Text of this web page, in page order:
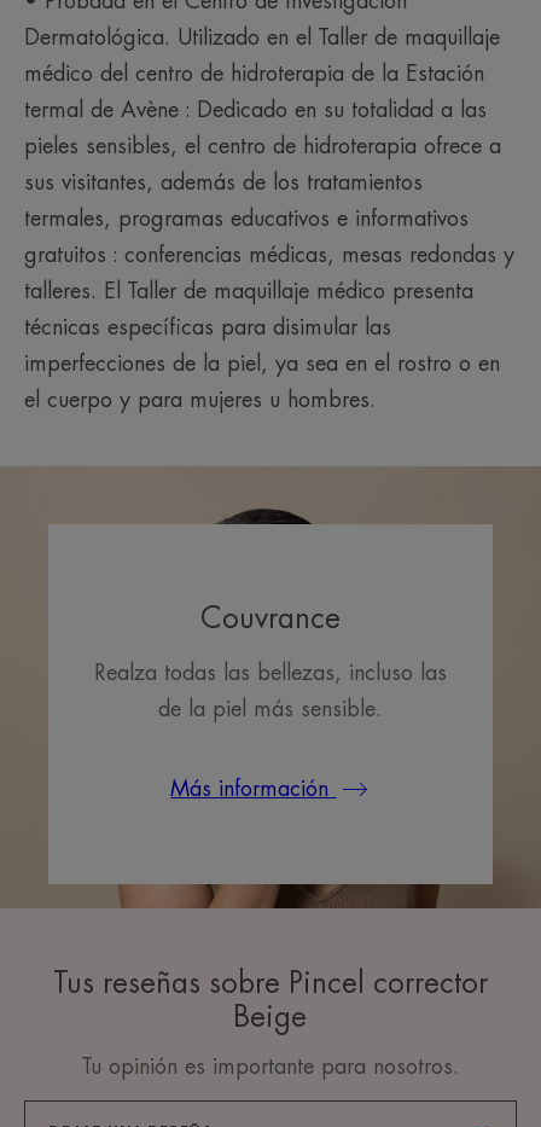
• ILUMINADOR : el Pincel corrector Couvrance
Beige ilumina las zonas apagadas del rostro y
difumina los signos de fatiga y las líneas de
expresión para conseguir una tez uniforme y
respeta la piel sensible y protege de los rayos UV
con su filtro SPF 15.
TEXTURA
Beneficios de la textura
Textura ligera y no grasa que no marca los defectos de la
piel.
Dermatológica. Utilizado en el Taller de maquillaje
médico del centro de hidroterapia de la Estación
termal de Avène : Dedicado en su totalidad a las
pieles sensibles, el centro de hidroterapia ofrece a
sus visitantes, además de los tratamientos
termales, programas educativos e informativos
gratuitos : conferencias médicas, mesas redondas y
talleres. El Taller de maquillaje médico presenta
técnicas específicas para disimular las
imperfecciones de la piel, ya sea en el rostro o en
el cuerpo y para mujeres u hombres.
Couvrance
Realza todas las bellezas, incluso las
de la piel más sensible.
Más información
Tus reseñas sobre Pincel corrector
Beige
Tu opinión es importante para nosotros.